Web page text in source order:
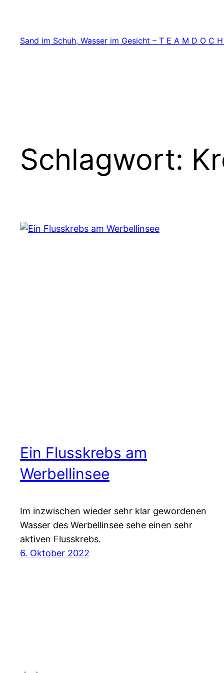
springen
Sand im Schuh, Wasser im Gesicht – T E A M D O C
Schlagwort:
Ein Flusskrebs am
Werbellinsee
Im inzwischen wieder sehr klar gewordenen
Wasser des Werbellinsee sehe einen sehr
aktiven Flusskrebs.
6. Oktober 2022